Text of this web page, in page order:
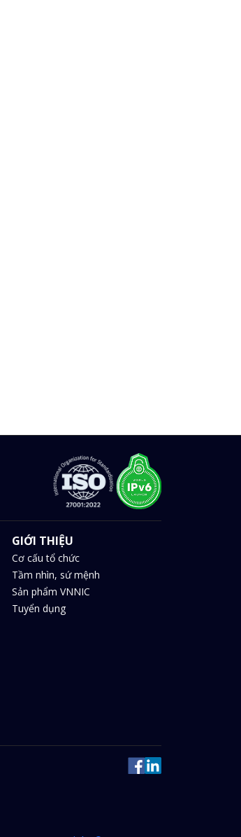
GIỚI THIỆU
Cơ cấu tổ chức
Tầm nhìn, sứ mệnh
Sản phẩm VNNIC
Tuyển dụng